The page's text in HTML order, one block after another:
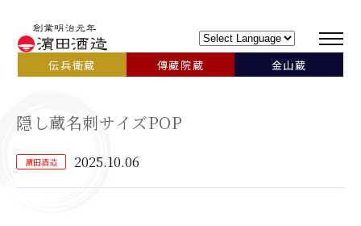
伝兵衛蔵 傳藏院蔵 金山蔵
隠し蔵名刺サイズPOP
濵田酒造 2025.10.06